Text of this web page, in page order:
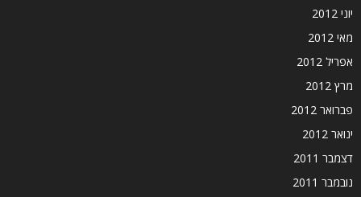
יוני 2012
מאי 2012
אפריל 2012
מרץ 2012
פברואר 2012
ינואר 2012
דצמבר 2011
נובמבר 2011